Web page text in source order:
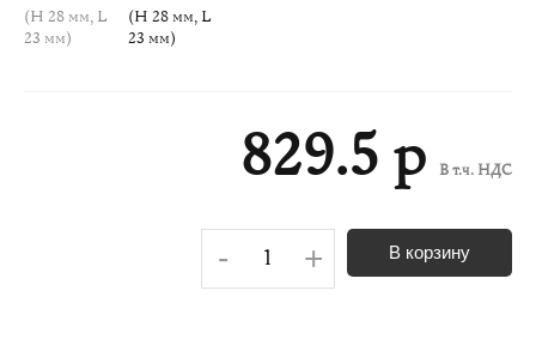
(H 28 мм, L
23 мм)
(H 28 мм, L
23 мм)
829.5 р В т.ч. НДС
- + В корзину